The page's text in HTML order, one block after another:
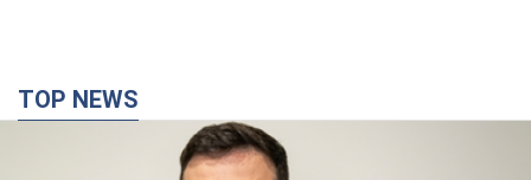
TOP NEWS